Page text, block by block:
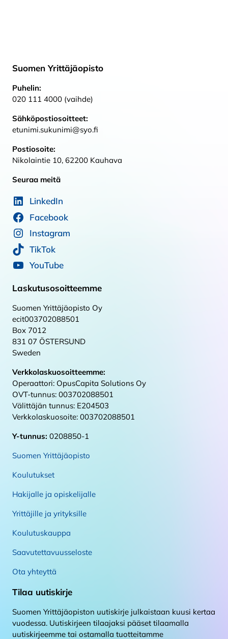
Suomen Yrittäjäopisto
Puhelin:
020 111 4000 (vaihde)
Sähköpostiosoitteet:
etunimi.sukunimi@syo.fi
Postiosoite:
Nikolaintie 10, 62200 Kauhava
Seuraa meitä
LinkedIn
Facebook
Instagram
TikTok
YouTube
Laskutusosoitteemme
Suomen Yrittäjäopisto Oy
ecit003702088501
Box 7012
831 07 ÖSTERSUND
Sweden
Verkkolaskuosoitteemme:
Operaattori: OpusCapita Solutions Oy
OVT-tunnus: 003702088501
Välittäjän tunnus: E204503
Verkkolaskuosoite: 003702088501
Y-tunnus: 0208850-1
Suomen Yrittäjäopisto
Koulutukset
Hakijalle ja opiskelijalle
Yrittäjille ja yrityksille
Koulutuskauppa
Saavutettavuusseloste
Ota yhteyttä
Tilaa uutiskirje
Suomen Yrittäjäopiston uutiskirje julkaistaan kuusi kertaa
vuodessa. Uutiskirjeen tilaajaksi pääset tilaamalla
uutiskirjeemme tai ostamalla tuotteitamme